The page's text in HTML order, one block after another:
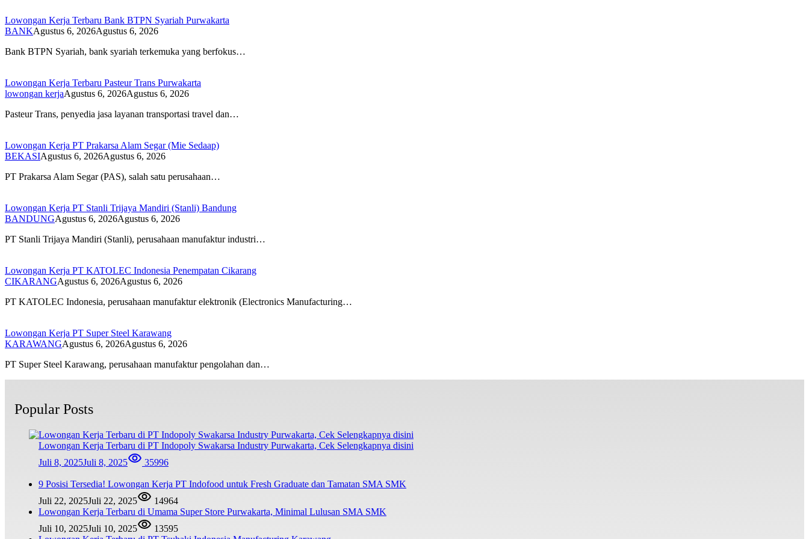
Lowongan Kerja Terbaru Bank BTPN Syariah Purwakarta
BANKAgustus 6, 2026Agustus 6, 2026
Bank BTPN Syariah, bank syariah terkemuka yang berfokus…
Lowongan Kerja Terbaru Pasteur Trans Purwakarta
lowongan kerjaAgustus 6, 2026Agustus 6, 2026
Pasteur Trans, penyedia jasa layanan transportasi travel dan…
Lowongan Kerja PT Prakarsa Alam Segar (Mie Sedaap)
BEKASIAgustus 6, 2026Agustus 6, 2026
PT Prakarsa Alam Segar (PAS), salah satu perusahaan…
Lowongan Kerja PT Stanli Trijaya Mandiri (Stanli) Bandung
BANDUNGAgustus 6, 2026Agustus 6, 2026
PT Stanli Trijaya Mandiri (Stanli), perusahaan manufaktur industri…
Lowongan Kerja PT KATOLEC Indonesia Penempatan Cikarang
CIKARANGAgustus 6, 2026Agustus 6, 2026
PT KATOLEC Indonesia, perusahaan manufaktur elektronik (Electronics Manufacturing…
Lowongan Kerja PT Super Steel Karawang
KARAWANGAgustus 6, 2026Agustus 6, 2026
PT Super Steel Karawang, perusahaan manufaktur pengolahan dan…
Popular Posts
Lowongan Kerja Terbaru di PT Indopoly Swakarsa Industry Purwakarta, Cek Selengkapnya disini
Juli 8, 2025Juli 8, 2025 35996
9 Posisi Tersedia! Lowongan Kerja PT Indofood untuk Fresh Graduate dan Tamatan SMA SMK
Juli 22, 2025Juli 22, 2025
14964
Lowongan Kerja Terbaru di Umama Super Store Purwakarta, Minimal Lulusan SMA SMK
Juli 10, 2025Juli 10, 2025
13595